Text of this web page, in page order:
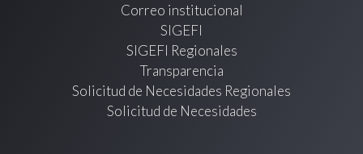
Correo institucional
SIGEFI
SIGEFI Regionales
Transparencia
Solicitud de Necesidades Regionales
Solicitud de Necesidades